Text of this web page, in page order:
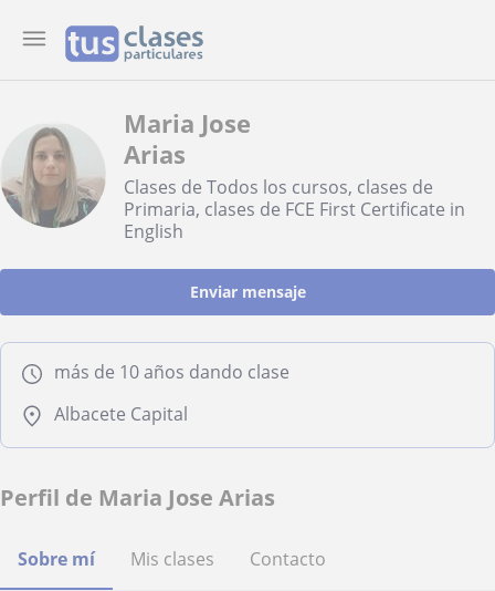
Maria Jose
Arias
Clases de Todos los cursos, clases de
Primaria, clases de FCE First Certificate in
English
Enviar mensaje
más de 10 años dando clase
Albacete Capital
Perfil de Maria Jose Arias
Sobre mí Mis clases Contacto